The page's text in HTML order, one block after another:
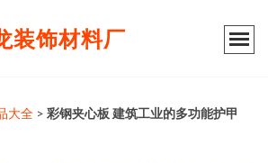
装饰材料厂
大全 > 彩钢夹心板 建筑工业的多功能护甲